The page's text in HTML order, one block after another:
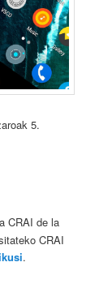
5.
CRAI de la
CRAI
.